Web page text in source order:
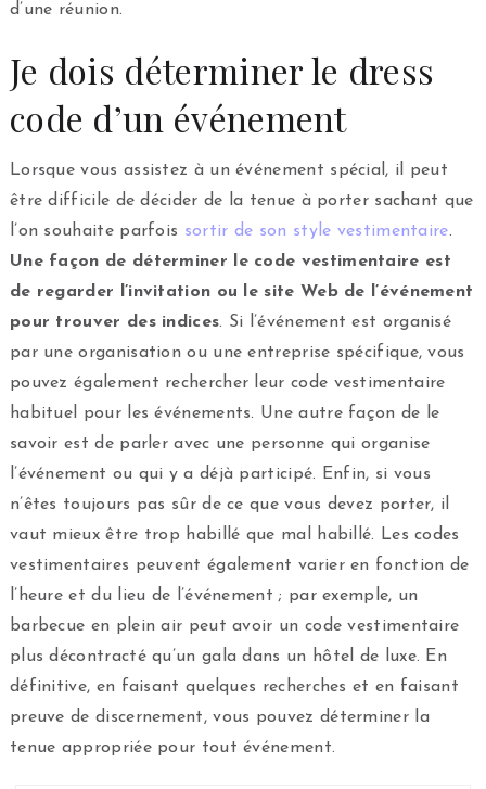
d’une réunion.
Je dois déterminer le dress
code d’un événement
Lorsque vous assistez à un événement spécial, il peut
être difficile de décider de la tenue à porter sachant que
l’on souhaite parfois sortir de son style vestimentaire.
Une façon de déterminer le code vestimentaire est
de regarder l’invitation ou le site Web de l’événement
pour trouver des indices. Si l’événement est organisé
par une organisation ou une entreprise spécifique, vous
pouvez également rechercher leur code vestimentaire
habituel pour les événements. Une autre façon de le
savoir est de parler avec une personne qui organise
l’événement ou qui y a déjà participé. Enfin, si vous
n’êtes toujours pas sûr de ce que vous devez porter, il
vaut mieux être trop habillé que mal habillé. Les codes
vestimentaires peuvent également varier en fonction de
l’heure et du lieu de l’événement ; par exemple, un
barbecue en plein air peut avoir un code vestimentaire
plus décontracté qu’un gala dans un hôtel de luxe. En
définitive, en faisant quelques recherches et en faisant
preuve de discernement, vous pouvez déterminer la
tenue appropriée pour tout événement.